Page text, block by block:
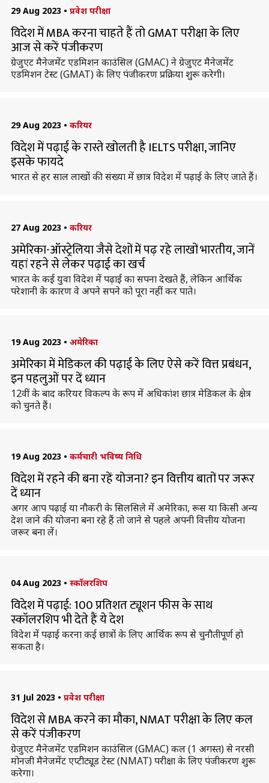
29 Aug 2023 • प्रवेश परीक्षा
विदेश में MBA करना चाहते हैं तो GMAT परीक्षा के लिए
आज से करें पंजीकरण
ग्रेजुएट मैनेजमेंट एडमिशन काउंसिल (GMAC) ने ग्रेजुएट मैनेजमेंट
एडमिशन टेस्ट (GMAT) के लिए पंजीकरण प्रक्रिया शुरू करेगी।
29 Aug 2023 • करियर
विदेश में पढ़ाई के रास्ते खोलती है IELTS परीक्षा, जानिए
इसके फायदे
भारत से हर साल लाखों की संख्या में छात्र विदेश में पढ़ाई के लिए जाते हैं।
27 Aug 2023 • करियर
अमेरिका-ऑस्ट्रेलिया जैसे देशों में पढ़ रहे लाखों भारतीय, जानें
यहां रहने से लेकर पढ़ाई का खर्च
भारत के कई युवा विदेश में पढ़ाई का सपना देखते हैं, लेकिन आर्थिक
परेशानी के कारण वे अपने सपने को पूरा नहीं कर पाते।
19 Aug 2023 • अमेरिका
अमेरिका में मेडिकल की पढ़ाई के लिए ऐसे करें वित्त प्रबंधन,
इन पहलुओं पर दें ध्यान
12वीं के बाद करियर विकल्प के रूप में अधिकांश छात्र मेडिकल के क्षेत्र
को चुनते हैं।
19 Aug 2023 • कर्मचारी भविष्य निधि
विदेश में रहने की बना रहें योजना? इन वित्तीय बातों पर जरूर
दें ध्यान
अगर आप पढ़ाई या नौकरी के सिलसिले में अमेरिका, रूस या किसी अन्य
देश जाने की योजना बना रहे हैं तो जाने से पहले अपनी वित्तीय योजना
जरूर बना लें।
04 Aug 2023 • स्कॉलरशिप
विदेश में पढ़ाई: 100 प्रतिशत ट्यूशन फीस के साथ
स्कॉलरशिप भी देते हैं ये देश
विदेश में पढ़ाई करना कई छात्रों के लिए आर्थिक रूप से चुनौतीपूर्ण हो
सकता है।
31 Jul 2023 • प्रवेश परीक्षा
विदेश से MBA करने का मौका, NMAT परीक्षा के लिए कल
से करें पंजीकरण
ग्रेजुएट मैनेजमेंट एडमिशन काउंसिल (GMAC) कल (1 अगस्त) से नरसी
मोनजी मैनेजमेंट एप्टीट्यूड टेस्ट (NMAT) परीक्षा के लिए पंजीकरण शुरू
करेगा।